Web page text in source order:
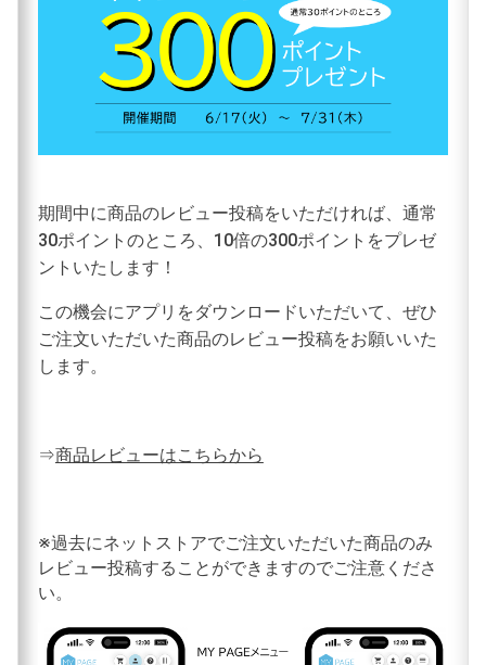
期間中に商品のレビュー投稿をいただければ、通常
30ポイントのところ、10倍の300ポイントをプレゼ
ントいたします！
この機会にアプリをダウンロードいただいて、ぜひ
ご注文いただいた商品のレビュー投稿をお願いいた
します。
⇒商品レビューはこちらから
※過去にネットストアでご注文いただいた商品のみ
レビュー投稿することができますのでご注意くださ
い。